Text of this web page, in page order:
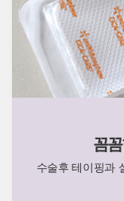
꼼
수술후 테이핑과